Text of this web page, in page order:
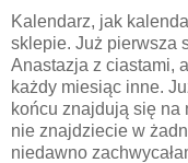
Kalendarz, jak
sklepie. Już pierwsza
Anastazja z ciastami,
każdy miesiąc inne.
końcu znajdują się na
nie znajdziecie w
niedawno